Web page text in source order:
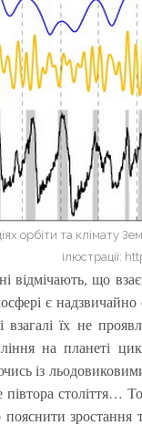
орбіти та клімату
ілюстрації:
відмічають, що
є
взагалі їх не
на планеті
із
століття…
зростання